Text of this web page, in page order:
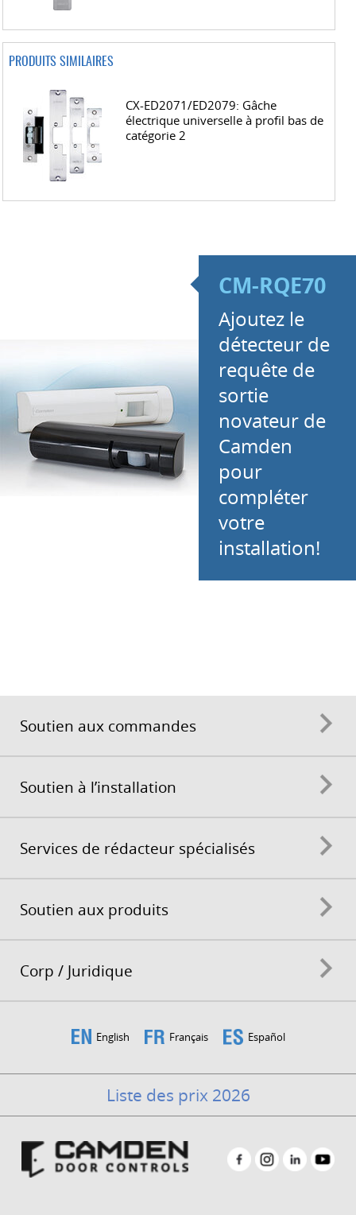
PRODUITS SIMILAIRES
CX-ED2071/ED2079: Gâche
électrique universelle à profil bas de
catégorie 2
CM-RQE70
Ajoutez le
détecteur de
requête de
sortie
novateur de
Camden
pour
compléter
votre
installation!
Soutien aux commandes
Soutien à l’installation
Services de rédacteur spécialisés
Soutien aux produits
Corp / Juridique
English Français Español
Liste des prix 2026